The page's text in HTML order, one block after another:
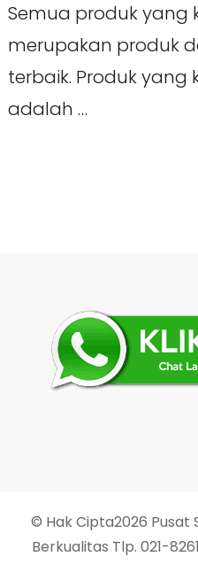
Semua produk yang
merupakan produk
terbaik. Produk yang
adalah …
© Hak Cipta2026 Pusat
Berkualitas Tlp. 021-